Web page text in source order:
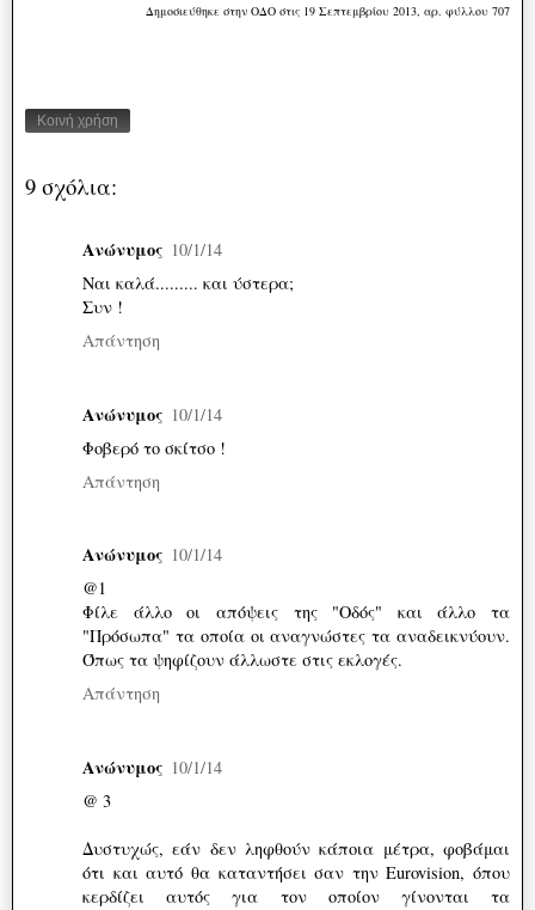
Δημοσιεύθηκε στην ΟΔΟ στις 19 Σεπτεμβρίου 2013, αρ. φύλλου 707
Κοινή χρήση
9 σχόλια:
Ανώνυμος 10/1/14
Ναι καλά......... και ύστερα;
Συν !
Απάντηση
Ανώνυμος 10/1/14
Φοβερό το σκίτσο !
Απάντηση
Ανώνυμος 10/1/14
@1
Φίλε άλλο οι απόψεις της "Οδός" και άλλο τα
"Πρόσωπα" τα οποία οι αναγνώστες τα αναδεικνύουν.
Όπως τα ψηφίζουν άλλωστε στις εκλογές.
Απάντηση
Ανώνυμος 10/1/14
@ 3
Δυστυχώς, εάν δεν ληφθούν κάποια μέτρα, φοβάμαι
ότι και αυτό θα καταντήσει σαν την Eurovision, όπου
κερδίζει αυτός για τον οποίον γίνονται τα